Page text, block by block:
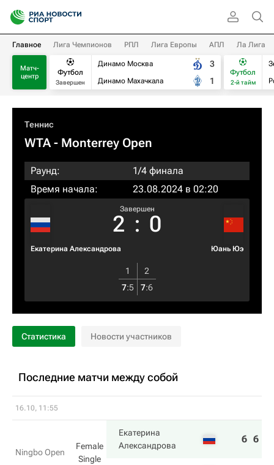
Главное Лига Чемпионов РПЛ Лига Европы АПЛ Ла Лига
Матч-
центр
Футбол
Завершен
Динамо Москва
Динамо Махачкала
3
1
Футбол
2-й тайм
Теннис
WTA- Monterrey Open
Раунд:
1/4 финала
Время начала:
23.08.2024 в 02:20
Екатерина Александрова
Завершен
2 : 0
Юань Юэ
1
2
7:5 7:6
Статистика Новости участников
Последние матчи между собой
16.10, 11:55
Ningbo Open
Female
Single
Екатерина
Александрова
6 6